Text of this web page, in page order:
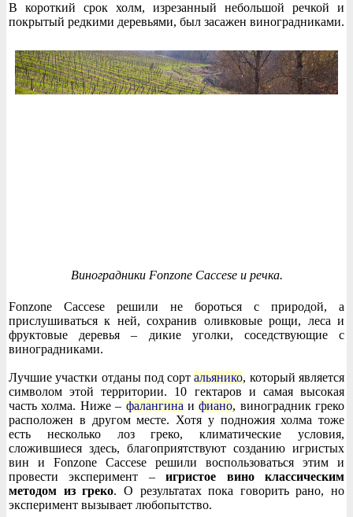
В короткий срок холм, изрезанный небольшой речкой и
покрытый редкими деревьями, был засажен виноградниками.
Виноградники Fonzone Caccese и речка.
Fonzone Caccese решили не бороться с природой, а
прислушиваться к ней, сохранив оливковые рощи, леса и
фруктовые деревья – дикие уголки, соседствующие с
виноградниками.
Лучшие участки отданы под сортальянико, который является
символом этой территории. 10 гектаров и самая высокая
часть холма. Ниже – фалангина ифиано, виноградник греко
расположен в другом месте. Хотя у подножия холма тоже
есть несколько лоз греко, климатические условия,
сложившиеся здесь, благоприятствуют созданию игристых
вин и Fonzone Caccese решили воспользоваться этим и
провести эксперимент –игристое вино классическим
методом из греко. О результатах пока говорить рано, но
эксперимент вызывает любопытство.